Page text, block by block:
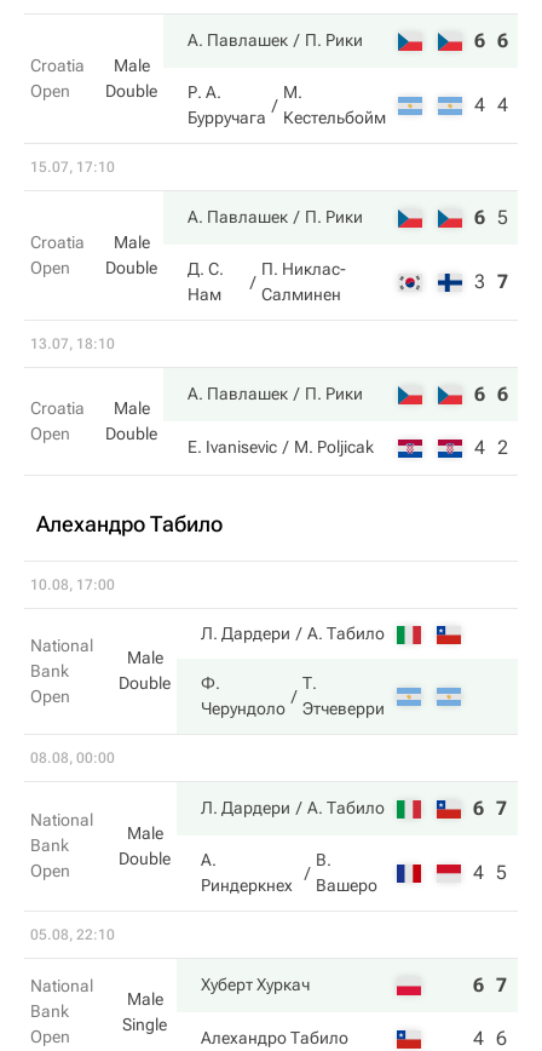
Croatia
Open
Male
Double
А. Павлашек П. Рики 6 6
Р. А.
Бурручага
М.
Кестельбойм
4 4
15.07, 17:10
Croatia
Open
Male
Double
А. Павлашек П. Рики 6 5
Д. С.
Нам
П. Никлас-
Салминен
3 7
13.07, 18:10
Croatia
Open
Male
Double
А. Павлашек П. Рики 6 6
E. Ivanisevic M. Poljicak 4 2
Алехандро Табило
10.08, 17:00
National
Bank
Open
Male
Double
Л. Дардери А. Табило
Ф.
Черундоло
Т.
Этчеверри
08.08, 00:00
National
Bank
Open
Male
Double
Л. Дардери А. Табило 6 7
А.
Риндеркнех
В.
Вашеро
4 5
05.08, 22:10
National
Bank
Open
Male
Single
Хуберт Хуркач 6 7
Алехандро Табило 4 6